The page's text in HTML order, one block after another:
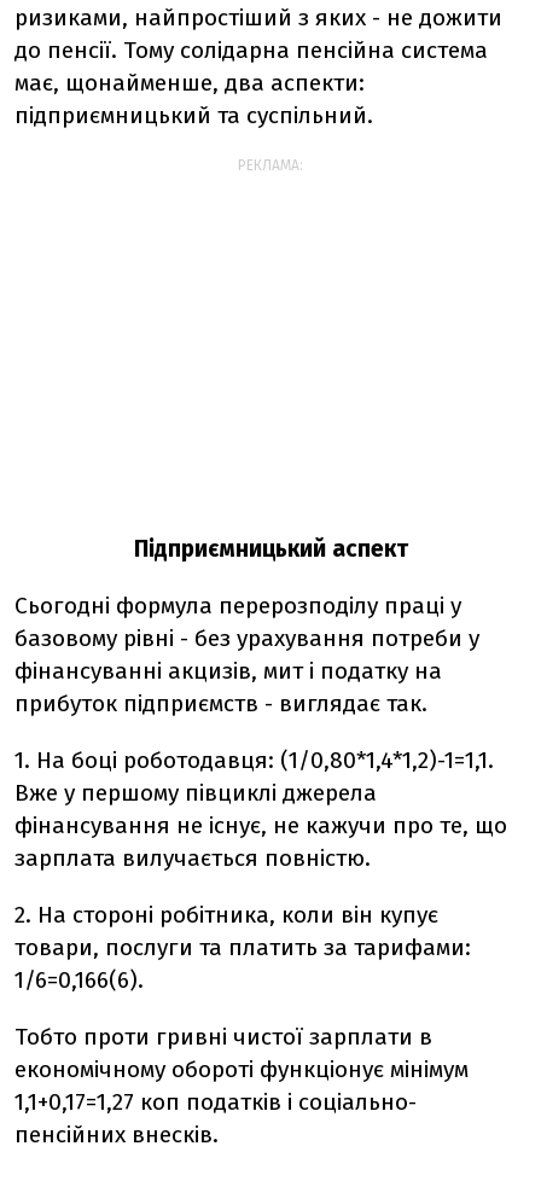
ризиками, найпростіший з яких - не дожити
до пенсії. Тому солідарна пенсійна система
має, щонайменше, два аспекти:
підприємницький та суспільний.
РЕКЛАМА:
Підприємницький аспект
Сьогодні формула перерозподілу праці у
базовому рівні - без урахування потреби у
фінансуванні акцизів, мит і податку на
прибуток підприємств - виглядає так.
1. На боці роботодавця: (1/0,80*1,4*1,2)-1=1,1.
Вже у першому півциклі джерела
фінансування не існує, не кажучи про те, що
зарплата вилучається повністю.
2. На стороні робітника, коли він купує
товари, послуги та платить за тарифами:
1/6=0,166(6).
Тобто проти гривні чистої зарплати в
економічному обороті функціонує мінімум
1,1+0,17=1,27 коп податків і соціально-
пенсійних внесків.